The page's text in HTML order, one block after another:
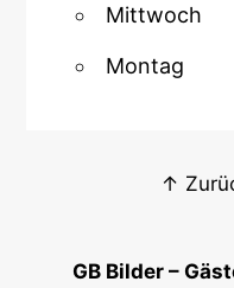
Mittwoch
Montag
↑
GB Bilder –